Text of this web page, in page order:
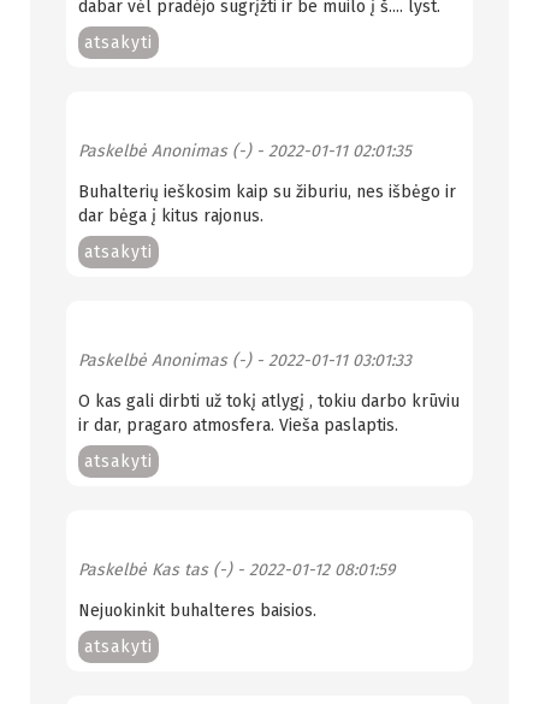
dabar vėl pradėjo sugrįžti ir be muilo į š.... lyst.
atsakyti
Paskelbė Anonimas (-)- 2022-01-11 02:01:35
Buhalterių ieškosim kaip su žiburiu, nes išbėgo ir
dar bėga į kitus rajonus.
atsakyti
Paskelbė Anonimas (-)- 2022-01-11 03:01:33
O kas gali dirbti už tokį atlygį , tokiu darbo krūviu
ir dar, pragaro atmosfera. Vieša paslaptis.
atsakyti
Paskelbė Kas tas (-)- 2022-01-12 08:01:59
Nejuokinkit buhalteres baisios.
atsakyti